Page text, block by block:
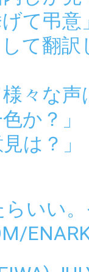
て弔意」
て翻訳
々な声
か？」
は？」
いい